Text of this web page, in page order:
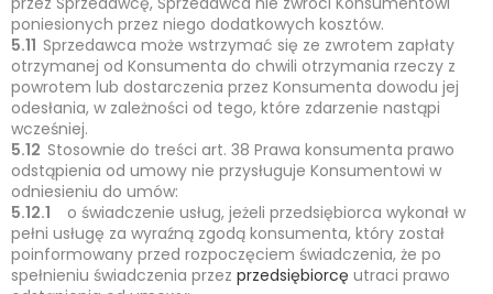
poniesionych przez niego dodatkowych kosztów.
5.11 Sprzedawca może wstrzymać się ze zwrotem zapłaty
otrzymanej od Konsumenta do chwili otrzymania rzeczy z
powrotem lub dostarczenia przez Konsumenta dowodu jej
odesłania, w zależności od tego, które zdarzenie nastąpi
wcześniej.
5.12 Stosownie do treści art. 38 Prawa konsumenta prawo
odstąpienia od umowy nie przysługuje Konsumentowi w
odniesieniu do umów:
5.12.1 o świadczenie usług, jeżeli przedsiębiorca wykonał w
pełni usługę za wyraźną zgodą konsumenta, który został
poinformowany przed rozpoczęciem świadczenia, że po
spełnieniu świadczenia przez przedsiębiorcę utraci prawo